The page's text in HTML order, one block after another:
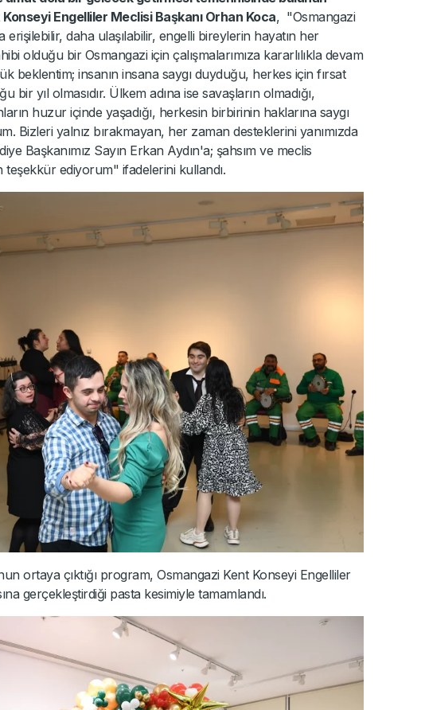
Engelliler Meclisi Başkanı Orhan Koca, "Osmangazi
daha ulaşılabilir, engelli bireylerin hayatın her
olduğu bir Osmangazi için çalışmalarımıza kararlılıkla devam
beklentim; insanın insana saygı duyduğu, herkes için fırsat
yıl olmasıdır. Ülkem adına ise savaşların olmadığı,
huzur içinde yaşadığı, herkesin birbirinin haklarına saygı
Bizleri yalnız bırakmayan, her zaman desteklerini yanımızda
Başkanımız Sayın Erkan Aydın'a; şahsım ve meclis
teşekkür ediyorum" ifadelerini kullandı.
ortaya çıktığı program, Osmangazi Kent Konseyi Engelliler
gerçekleştirdiği pasta kesimiyle tamamlandı.